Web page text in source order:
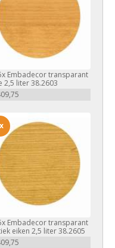
Embadecor transparant
2,5 liter 38.2603
Embadecor transparant
eiken 2,5 liter 38.2605